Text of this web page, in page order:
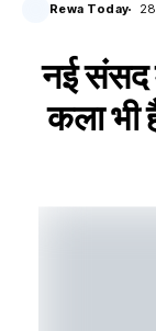
Rewa Today
नई संसद
कला भी